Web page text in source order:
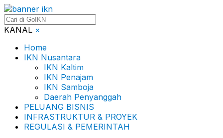
KANAL ×
Home
IKN Nusantara
IKN Kaltim
IKN Penajam
IKN Samboja
Daerah Penyanggah
PELUANG BISNIS
INFRASTRUKTUR & PROYEK
REGULASI & PEMERINTAH